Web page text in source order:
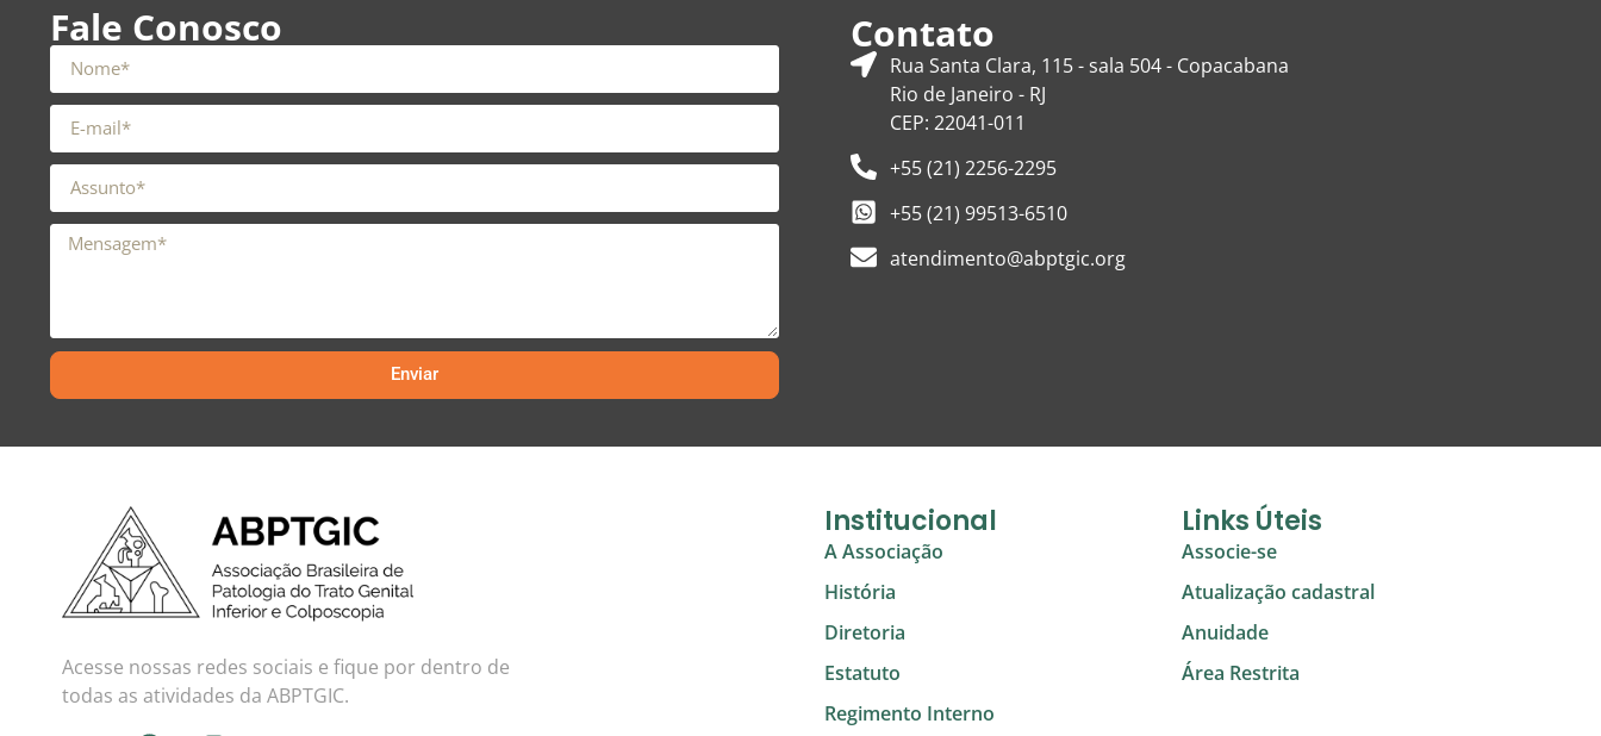
Fale Conosco
Enviar
Contato
Rua Santa Clara, 115 - sala 504 - Copacabana
Rio de Janeiro - RJ
CEP: 22041-011
+55 (21) 2256-2295
+55 (21) 99513-6510
atendimento@abptgic.org
Acesse nossas redes sociais e fique por dentro de
todas as atividades da ABPTGIC.
Institucional
A Associação
História
Diretoria
Estatuto
Regimento Interno
Links Úteis
Associe-se
Atualização cadastral
Anuidade
Área Restrita